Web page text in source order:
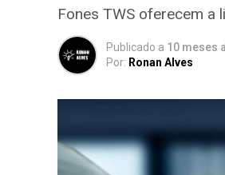
Fones TWS oferecem a
Publicado a 10 meses
Por: Ronan Alves